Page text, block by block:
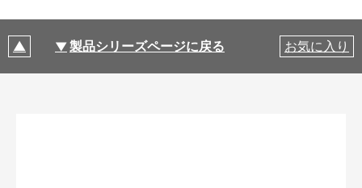
製品シリーズページに戻る お気に入り